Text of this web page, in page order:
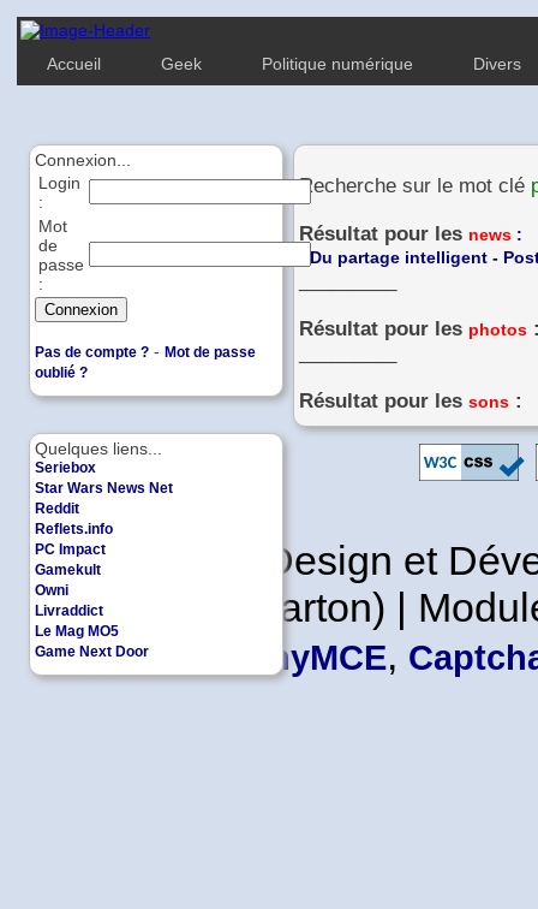
Accueil Geek Politique numérique Divers
Quelques liens...
Seriebox
Star Wars News Net
Reddit
Reflets.info
PC Impact
Gamekult
Owni
Livraddict
Le Mag MO5
Game Next Door
Connexion...
Login
:
Mot
de
passe
:
Pas de compte ? - Mot de passe
oublié ?
Recherche sur le mot clé
Résultat pour les news :
Du partage intelligent -
Résultat pour les photos
Résultat pour les sons :
Copyleft | Design et
Leader en Carton) |
TinyMCE,